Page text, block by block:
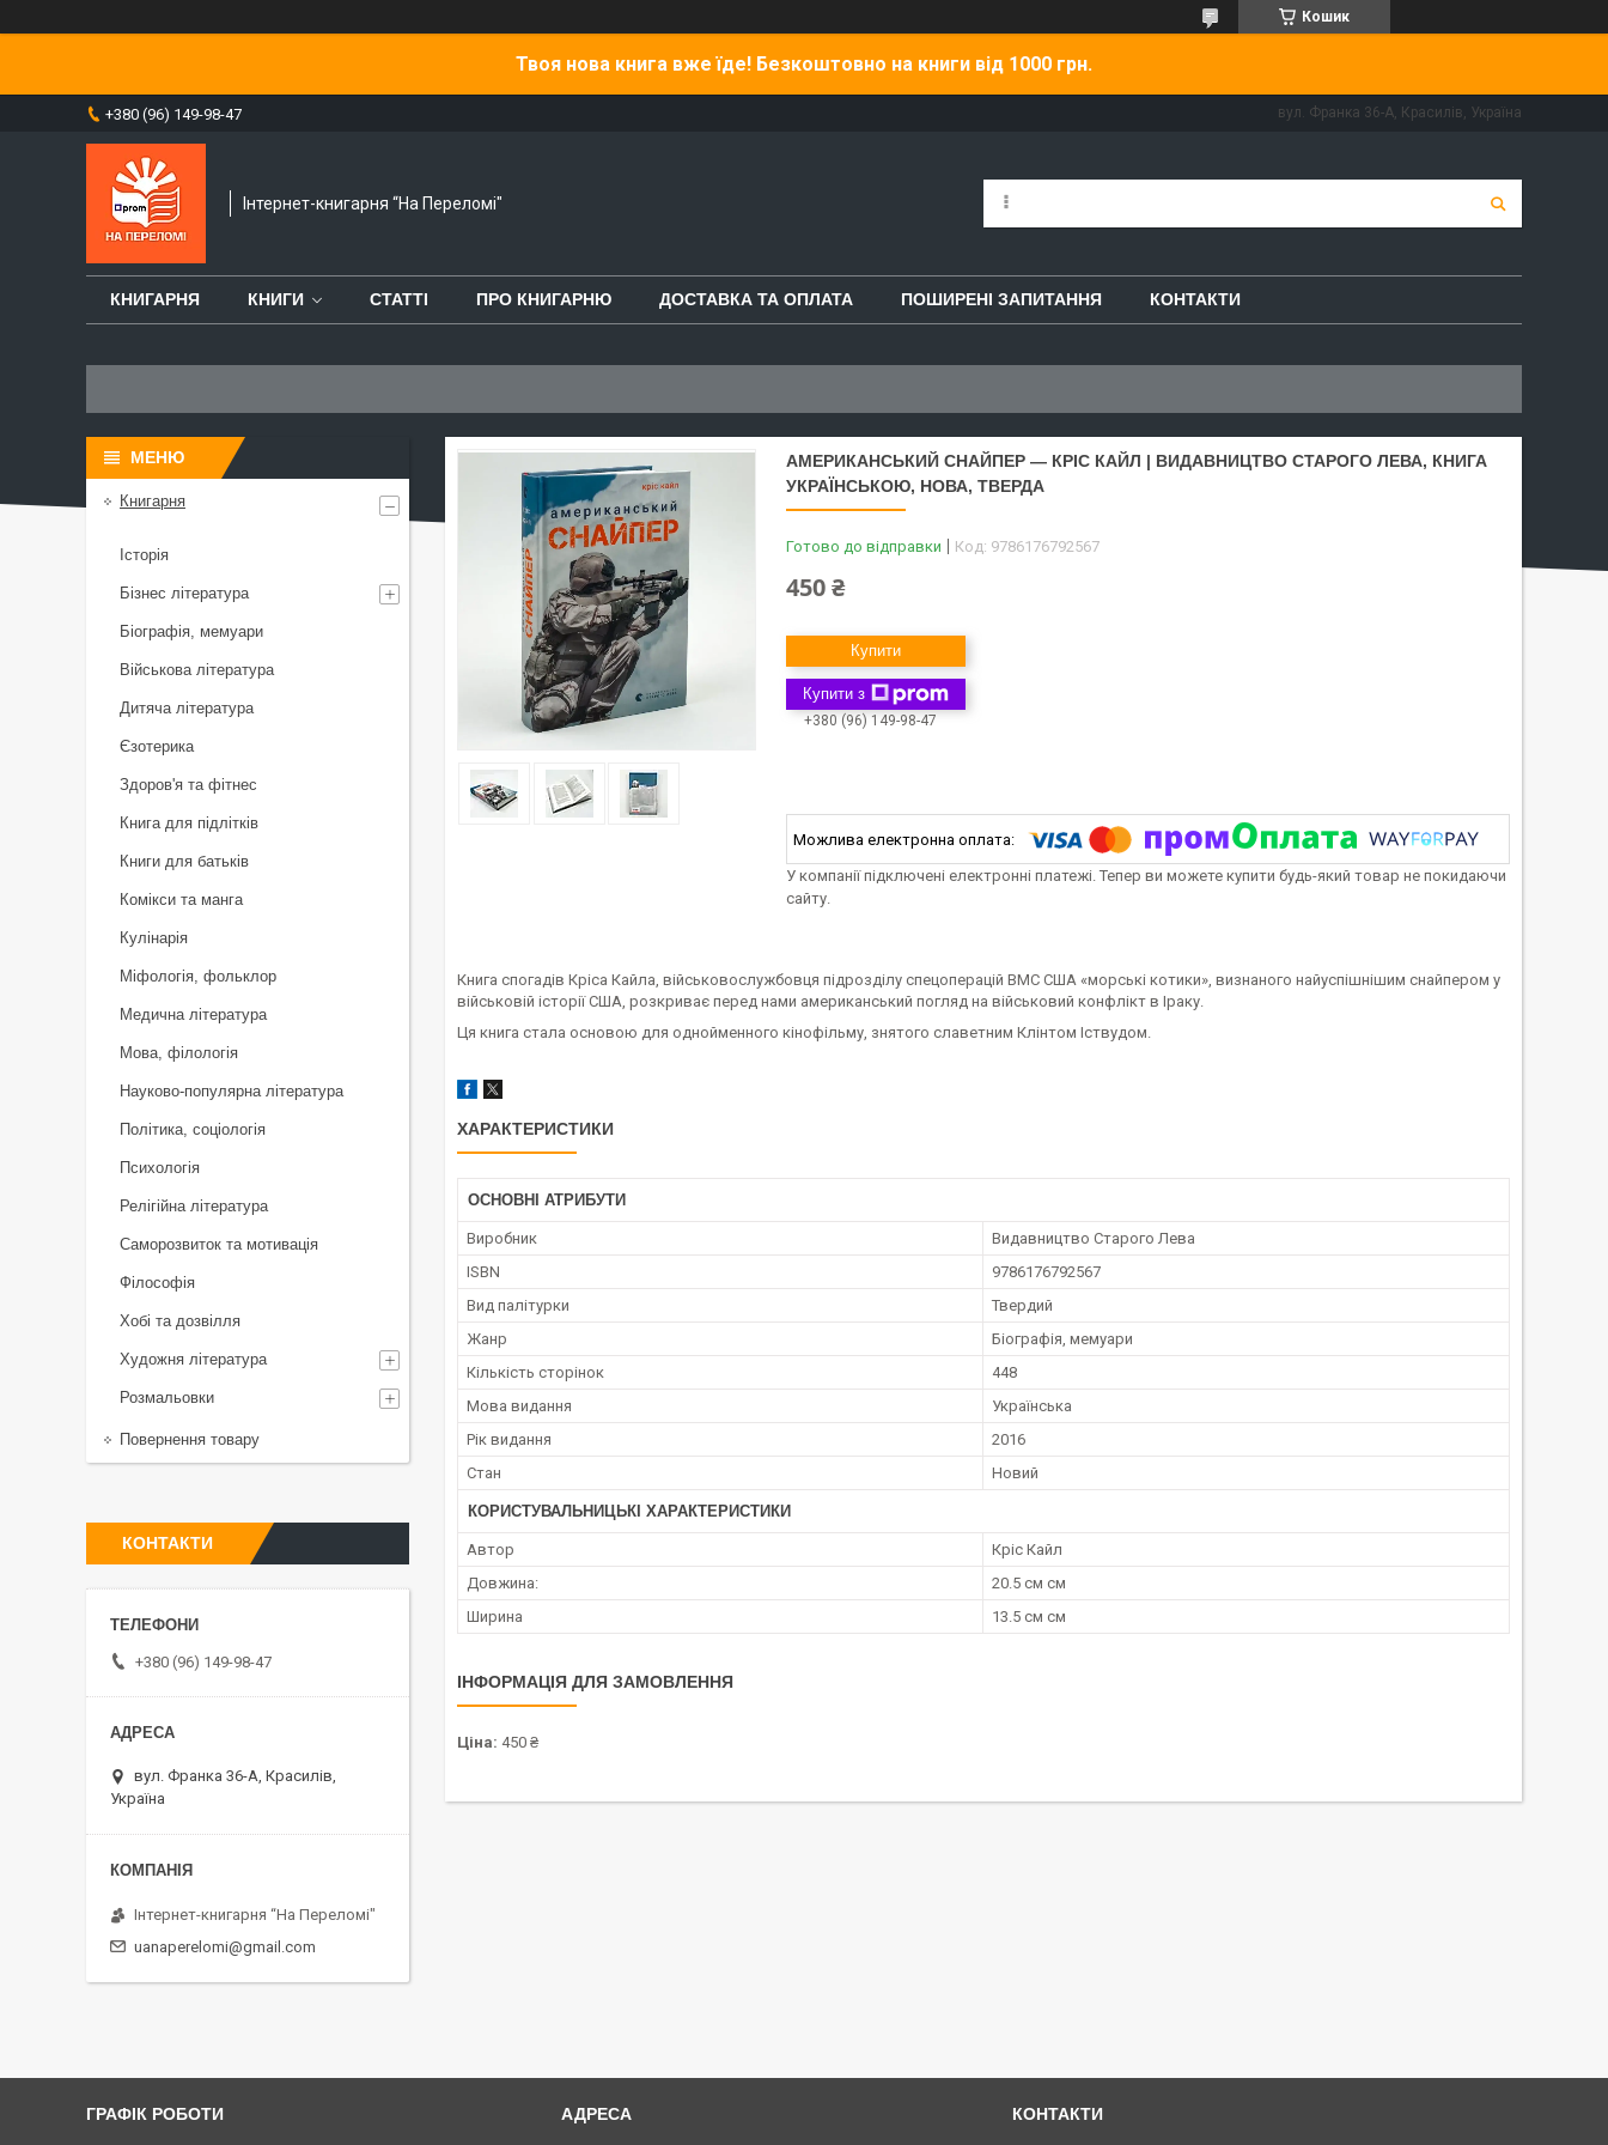
Кошик
Твоя нова книга вже їде! Безкоштовно на книги від 1000 грн.
+380 (96) 149-98-47 вул. Франка 36-А, Красилів, Україна
Інтернет-книгарня “На Переломі"
КНИГАРНЯ КНИГИ СТАТТІ ПРО КНИГАРНЮ ДОСТАВКА ТА ОПЛАТА ПОШИРЕНІ ЗАПИТАННЯ КОНТАКТИ
АМЕРИКАНСЬКИЙ СНАЙПЕР — КРІС КАЙЛ | ВИДАВНИЦТВО СТАРОГО ЛЕВА, КНИГА
УКРАЇНСЬКОЮ, НОВА, ТВЕРДА
Готово до відправки Код: 9786176792567
450 ₴
Купити
Купити з
+380 (96) 149-98-47
У компанії підключені електронні платежі. Тепер ви можете купити будь-який товар не покидаючи
сайту.
Книга спогадів Кріса Кайла, військовослужбовця підрозділу спецоперацій ВМС США «морські котики», визнаного найуспішнішим снайпером у
військовій історії США, розкриває перед нами американський погляд на військовий конфлікт в Іраку.
Ця книга стала основою для однойменного кінофільму, знятого славетним Клінтом Іствудом.
ХАРАКТЕРИСТИКИ
ОСНОВНІ АТРИБУТИ
Виробник
Видавництво Старого Лева
ISBN
9786176792567
Вид палітурки
Твердий
Жанр
Біографія, мемуари
Кількість сторінок
448
Мова видання
Українська
Рік видання
2016
Стан
Новий
КОРИСТУВАЛЬНИЦЬКІ ХАРАКТЕРИСТИКИ
Автор
Кріс Кайл
Довжина:
20.5 см см
Ширина
13.5 см см
ІНФОРМАЦІЯ ДЛЯ ЗАМОВЛЕННЯ
Ціна: 450 ₴
Книгарня
Історія
Бізнес література
Біографія, мемуари
Військова література
Дитяча література
Єзотерика
Здоров'я та фітнес
Книга для підлітків
Книги для батьків
Комікси та манга
Кулінарія
Міфологія, фольклор
Медична література
Мова, філологія
Науково-популярна література
Політика, соціологія
Психологія
Релігійна література
Саморозвиток та мотивація
Філософія
Хобі та дозвілля
Художня література
Розмальовки
Повернення товару
КОНТАКТИ
+380 (96) 149-98-47
вул. Франка 36-А, Красилів,
Україна
Інтернет-книгарня “На Переломі"
uanaperelomi@gmail.com
ГРАФІК РОБОТИ